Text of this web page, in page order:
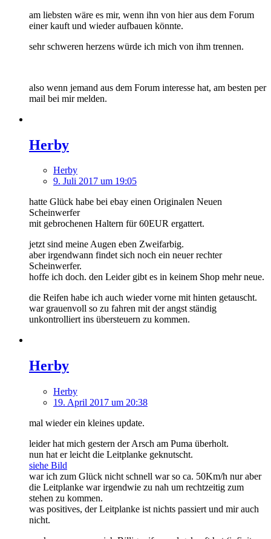
am liebsten wäre es mir, wenn ihn von hier aus dem Forum
einer kauft und wieder aufbauen könnte.
sehr schweren herzens würde ich mich von ihm trennen.
also wenn jemand aus dem Forum interesse hat, am besten per
mail bei mir melden.
Herby
Herby
9. Juli 2017 um 19:05
hatte Glück habe bei ebay einen Originalen Neuen
Scheinwerfer
mit gebrochenen Haltern für 60EUR ergattert.
jetzt sind meine Augen eben Zweifarbig.
aber irgendwann findet sich noch ein neuer rechter
Scheinwerfer.
hoffe ich doch. den Leider gibt es in keinem Shop mehr neue.
die Reifen habe ich auch wieder vorne mit hinten getauscht.
war grauenvoll so zu fahren mit der angst ständig
unkontrolliert ins übersteuern zu kommen.
Herby
Herby
19. April 2017 um 20:38
mal wieder ein kleines update.
leider hat mich gestern der Arsch am Puma überholt.
nun hat er leicht die Leitplanke geknutscht.
siehe Bild
war ich zum Glück nicht schnell war so ca. 50Km/h nur aber
die Leitplanke war irgendwie zu nah um rechtzeitig zum
stehen zu kommen.
was positives, der Leitplanke ist nichts passiert und mir auch
nicht.